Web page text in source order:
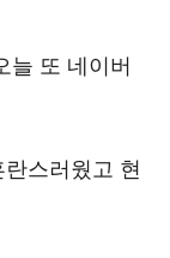
늘 또 네이버
스러웠고 현